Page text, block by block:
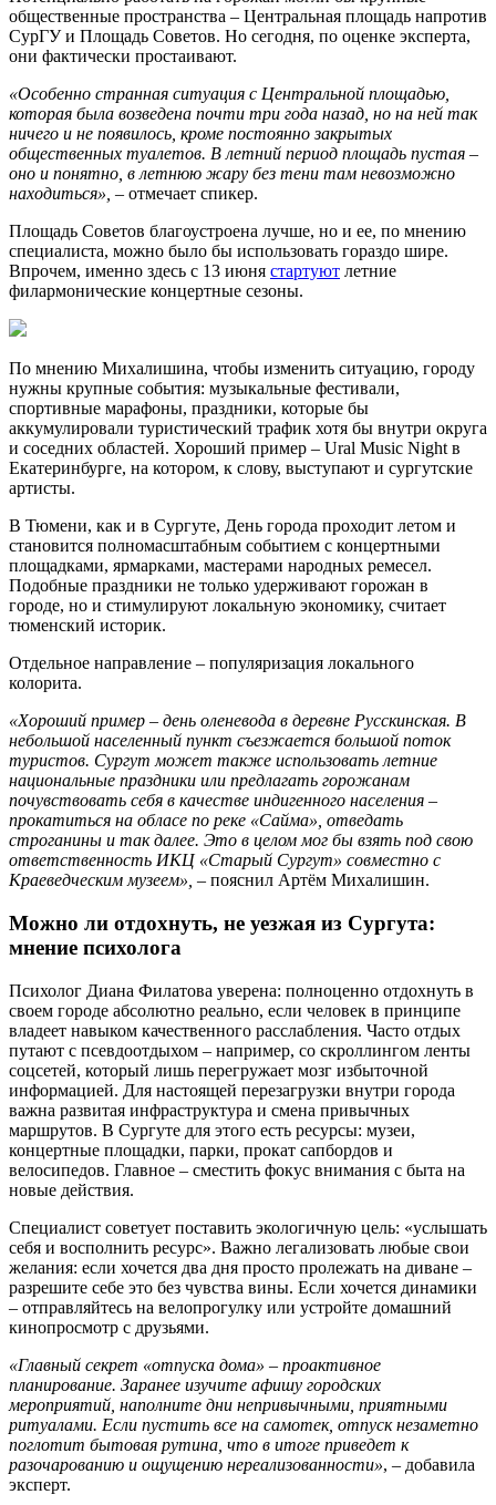
общественные пространства – Центральная площадь напротив
СурГУ и Площадь Советов. Но сегодня, по оценке эксперта,
они фактически простаивают.
«Особенно странная ситуация с Центральной площадью,
которая была возведена почти три года назад, но на ней так
ничего и не появилось, кроме постоянно закрытых
общественных туалетов. В летний период площадь пустая –
оно и понятно, в летнюю жару без тени там невозможно
находиться», – отмечает спикер.
Площадь Советов благоустроена лучше, но и ее, по мнению
специалиста, можно было бы использовать гораздо шире.
Впрочем, именно здесь с 13 июня стартуют летние
филармонические концертные сезоны.
По мнению Михалишина, чтобы изменить ситуацию, городу
нужны крупные события: музыкальные фестивали,
спортивные марафоны, праздники, которые бы
аккумулировали туристический трафик хотя бы внутри округа
и соседних областей. Хороший пример – Ural Music Night в
Екатеринбурге, на котором, к слову, выступают и сургутские
артисты.
В Тюмени, как и в Сургуте, День города проходит летом и
становится полномасштабным событием с концертными
площадками, ярмарками, мастерами народных ремесел.
Подобные праздники не только удерживают горожан в
городе, но и стимулируют локальную экономику, считает
тюменский историк.
Отдельное направление – популяризация локального
колорита.
«Хороший пример – день оленевода в деревне Русскинская. В
небольшой населенный пункт съезжается большой поток
туристов. Сургут может также использовать летние
национальные праздники или предлагать горожанам
почувствовать себя в качестве индигенного населения –
прокатиться на обласе по реке «Сайма», отведать
строганины и так далее. Это в целом мог бы взять под свою
ответственность ИКЦ «Старый Сургут» совместно с
Краеведческим музеем», – пояснил Артём Михалишин.
Можно ли отдохнуть, не уезжая из Сургута:
мнение психолога
Психолог Диана Филатова уверена: полноценно отдохнуть в
своем городе абсолютно реально, если человек в принципе
владеет навыком качественного расслабления. Часто отдых
путают с псевдоотдыхом – например, со скроллингом ленты
соцсетей, который лишь перегружает мозг избыточной
информацией. Для настоящей перезагрузки внутри города
важна развитая инфраструктура и смена привычных
маршрутов. В Сургуте для этого есть ресурсы: музеи,
концертные площадки, парки, прокат сапбордов и
велосипедов. Главное – сместить фокус внимания с быта на
новые действия.
Специалист советует поставить экологичную цель: «услышать
себя и восполнить ресурс». Важно легализовать любые свои
желания: если хочется два дня просто пролежать на диване –
разрешите себе это без чувства вины. Если хочется динамики
– отправляйтесь на велопрогулку или устройте домашний
кинопросмотр с друзьями.
«Главный секрет «отпуска дома» – проактивное
планирование. Заранее изучите афишу городских
мероприятий, наполните дни непривычными, приятными
ритуалами. Если пустить все на самотек, отпуск незаметно
поглотит бытовая рутина, что в итоге приведет к
разочарованию и ощущению нереализованности», – добавила
эксперт.